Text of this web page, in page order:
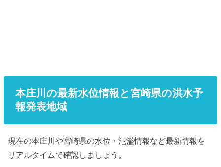
本庄川の最新水位情報と宮崎県の洪水予
報発表地域
現在の本庄川や宮崎県の水位・氾濫情報など最新情報を
リアルタイムで確認しましょう。